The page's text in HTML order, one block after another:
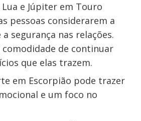
e Júpiter em Touro
pessoas considerarem a
segurança nas relações.
comodidade de continuar
que elas trazem.
em Escorpião pode trazer
e um foco no